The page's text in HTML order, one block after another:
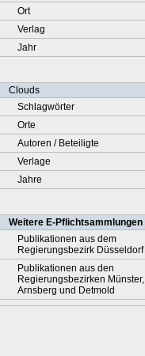
Ort
Verlag
Jahr
Clouds
Schlagwörter
Orte
Autoren / Beteiligte
Verlage
Jahre
Weitere E-Pflichtsammlungen
Publikationen aus dem
Regierungsbezirk Düsseldorf
Publikationen aus den
Regierungsbezirken Münster,
Arnsberg und Detmold